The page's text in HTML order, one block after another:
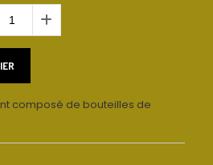
composé de bouteilles de